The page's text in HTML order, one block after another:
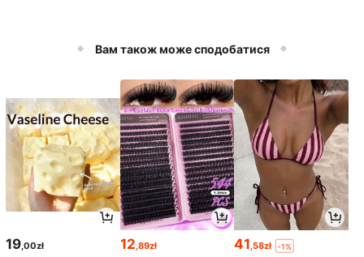
Вам також може сподобатися
19 ,00zł 12 ,89zł 41 ,58zł
-1%